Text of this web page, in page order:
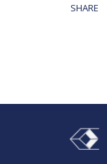
SHARE